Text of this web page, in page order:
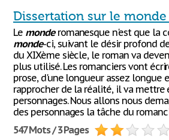
Dissertation sur le
Le monderomanesque n'est que la
monde-ci, suivant le désir profond
du XIXème siècle, le roman va
plus utilisé. Les romanciers vont
prose, d'une longueur assez longue
rapprocher de la réalité, il va mettre
personnages. Nous allons nous
des personnages la tâche du
547 Mots / 3 Pages